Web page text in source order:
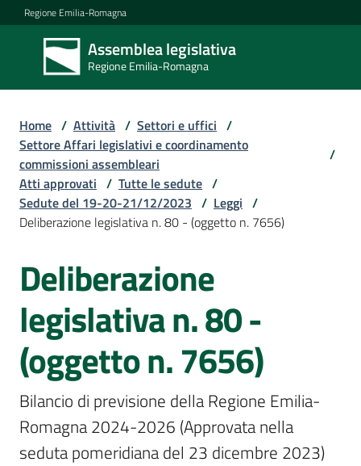
Vai al contenuto
Vai alla navigazione
Vai al footer
Regione Emilia-Romagna
Assemblea legislativa
Regione Emilia-Romagna
Assemblea
legislativa
Regione Emilia-
Assemblea
Per
media
Per
Home / Attività / Settori e uffici /
Settore Affari legislativi e coordinamento
commissioni assembleari
/
Atti approvati / Tutte le sedute /
Sedute del 19-20-21/12/2023 / Leggi /
Deliberazione legislativa n. 80 - (oggetto n. 7656)
Deliberazione
legislativa n. 80 -
(oggetto n. 7656)
Bilancio di previsione della Regione Emilia-
Romagna 2024-2026 (Approvata nella
seduta pomeridiana del 23 dicembre 2023)